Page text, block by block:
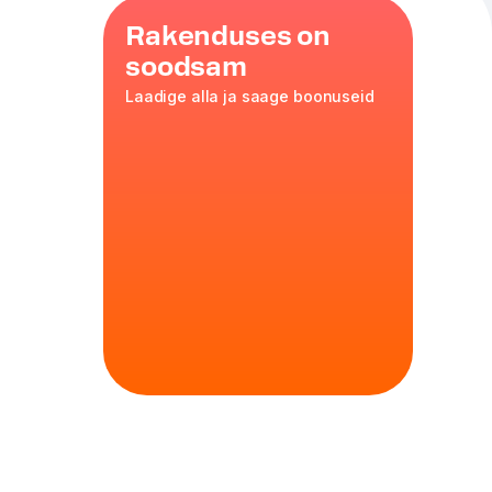
Rakenduses on
soodsam
Laadige alla ja saage boonuseid